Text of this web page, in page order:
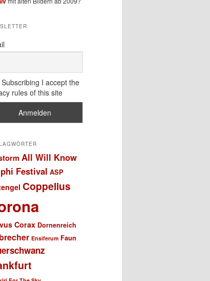
Subscribing I accept the
rules of this site
All Will Know
Festival ASP
Coppelius
Corax Dornenreich
Ensiferum Faun